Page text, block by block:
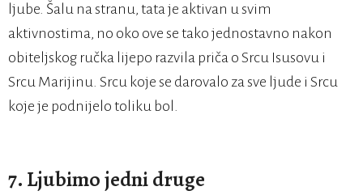
ljube. Šalu na stranu, tata je aktivan u svim
aktivnostima, no oko ove se tako jednostavno nakon
obiteljskog ručka lijepo razvila priča o Srcu Isusovu i
Srcu Marijinu. Srcu koje se darovalo za sve ljude i Srcu
koje je podnijelo toliku bol.
7. Ljubimo jedni druge